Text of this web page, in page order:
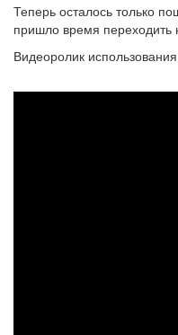
Теперь осталось только
пришло время
Видеоролик